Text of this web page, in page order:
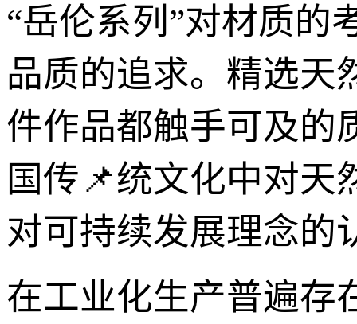
“岳伦系列”对材质的
品质的追求。精选天
件作品都触手可及的
国传📌统文化中对天
对可持续发展理念的
在工业化生产普遍存